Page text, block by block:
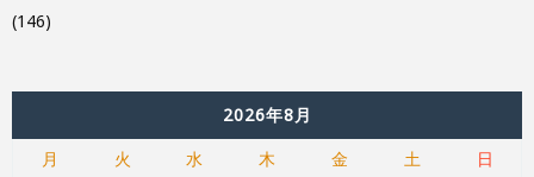
(146)
2026年8月
月
火 水 木 金 土 日